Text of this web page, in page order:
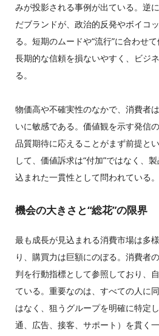
みが投影される事例が出ている。逆
だブランドが、政治的反発やボイコ
る。短期のムードや“流行”に合わせ
長期的な信頼を損ないやすく、ビジ
る。
物価高や不確実性のなかで、消費者
いに敏感である。価値観を示す発信
品質期待に応えることがまず前提と
して、価値訴求は“付加”ではなく、
込まれた一貫性として問われている。
機会の大きさと“総花”の限界
最も成長が見込まれる消費市場は多
り、購買力は巨額にのぼる。消費者
判を行動指標として参照しており、
ている。重要なのは、すべての人に
はなく、狙うグループを明確に特定
通、広告、接客、サポート）を貫く